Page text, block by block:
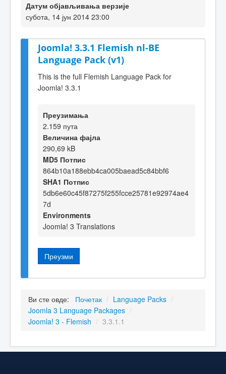
Датум објављивања верзије
субота, 14 јун 2014 23:00
Joomla! 3.3.1 Flemish nl-BE
Language Pack (v1)
This is the full Flemish Language Pack for
Joomla! 3.3.1
Преузимања
2.159 пута
Величина фајла
290,69 kB
MD5 Потпис
864b10a188ebb4ca005baead5c84bbf6
SHA1 Потпис
5db6e60c45f87275f255fcce25781e92974ae4
7d
Environments
Joomla! 3 Translations
Преузми
Ви сте овде: Почетак / Language Packs /
Joomla 3 Language Packages /
Joomla! 3 - Flemish / 3.3.1.1